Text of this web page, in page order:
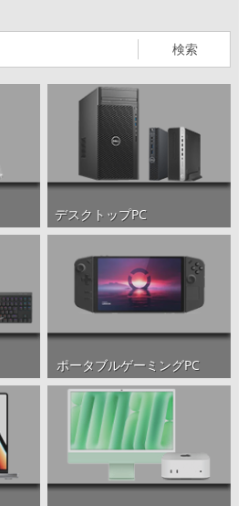
検索
デスクトップPC
ポータブルゲーミングPC